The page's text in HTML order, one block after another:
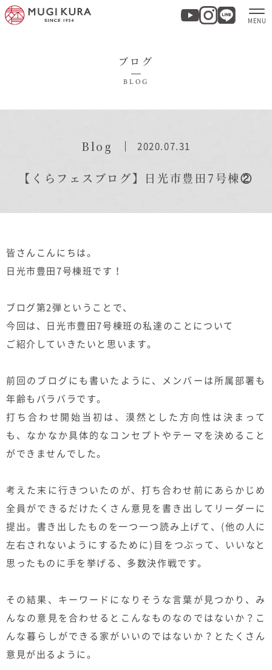
商品紹介
実例集・お客様の声
家づくりについて
ニュース
オーナー様Q&A
お電話での
せ
0120-37-
1806
ブログ
BLOG
Blog 2020.07.31
【くらフェスブログ】日光市豊田7号棟②
皆さんこんにちは。
日光市豊田7号棟班です！
ブログ第2弾ということで、
今回は、日光市豊田7号棟班の私達のことについて
ご紹介していきたいと思います。
前回のブログにも書いたように、メンバーは所属部署も
年齢もバラバラです。
打ち合わせ開始当初は、漠然とした方向性は決まって
も、なかなか具体的なコンセプトやテーマを決めること
ができませんでした。
考えた末に行きついたのが、打ち合わせ前にあらかじめ
全員ができるだけたくさん意見を書き出してリーダーに
提出。書き出したものを一つ一つ読み上げて、(他の人に
左右されないようにするために)目をつぶって、いいなと
思ったものに手を挙げる、多数決作戦です。
その結果、キーワードになりそうな言葉が見つかり、み
んなの意見を合わせるとこんなものなのではないか？こ
んな暮らしができる家がいいのではないか？とたくさん
意見が出るように。